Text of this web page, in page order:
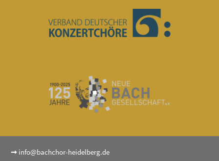
➞ info@bachchor-heidelberg.de